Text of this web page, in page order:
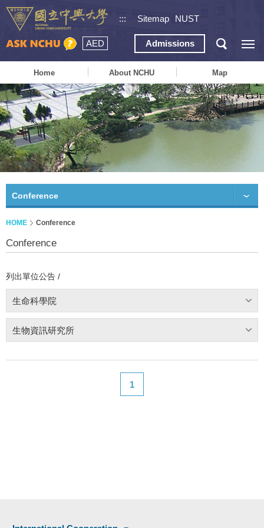
::: Sitemap NUST
AED Admissions
Home About NCHU Map
Conference
HOME Conference
Conference
列出單位公告 /
生命科學院
生物資訊研究所
1